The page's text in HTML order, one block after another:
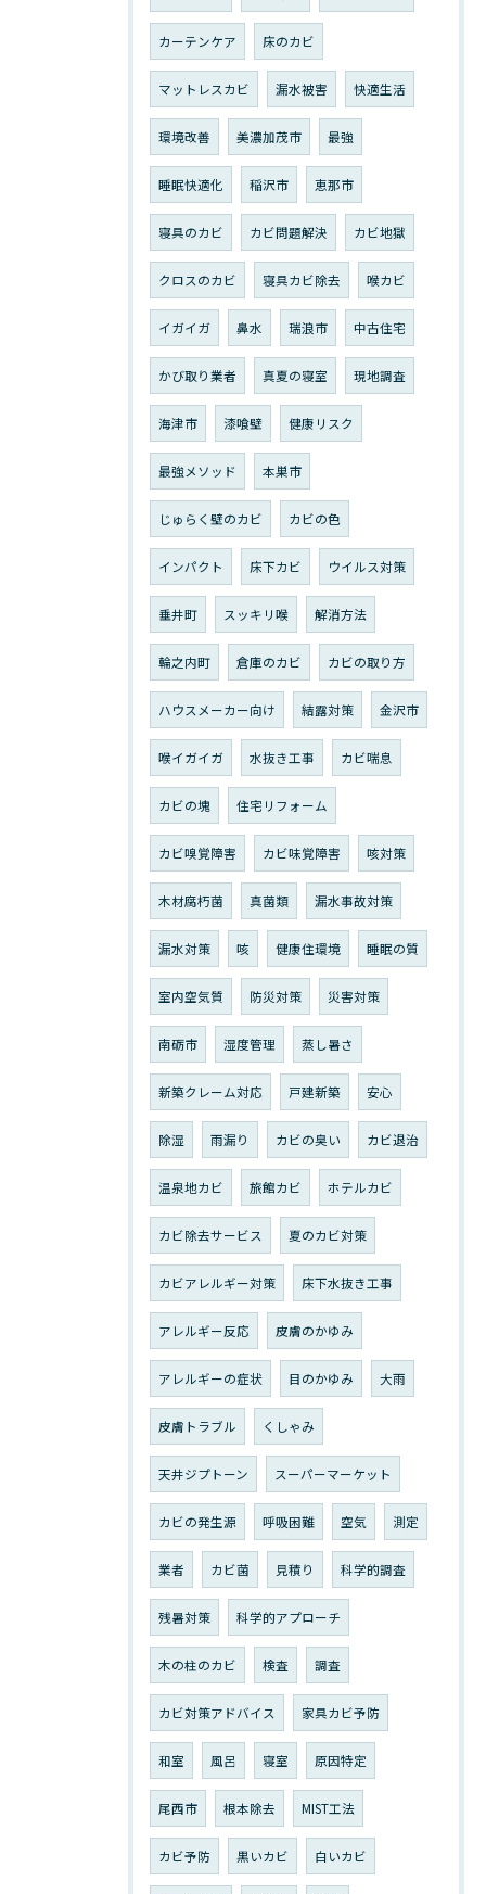
カーテンケア 床のカビ
マットレスカビ 漏水被害 快適生活
環境改善 美濃加茂市 最強
睡眠快適化 稲沢市 恵那市
寝具のカビ カビ問題解決 カビ地獄
クロスのカビ 寝具カビ除去 喉カビ
イガイガ 鼻水 瑞浪市 中古住宅
かび取り業者 真夏の寝室 現地調査
海津市 漆喰壁 健康リスク
最強メソッド 本巣市
じゅらく壁のカビ カビの色
インパクト 床下カビ ウイルス対策
垂井町 スッキリ喉 解消方法
輪之内町 倉庫のカビ カビの取り方
ハウスメーカー向け 結露対策 金沢市
喉イガイガ 水抜き工事 カビ喘息
カビの塊 住宅リフォーム
カビ嗅覚障害 カビ味覚障害 咳対策
木材腐朽菌 真菌類 漏水事故対策
漏水対策 咳 健康住環境 睡眠の質
室内空気質 防災対策 災害対策
南砺市 湿度管理 蒸し暑さ
新築クレーム対応 戸建新築 安心
除湿 雨漏り カビの臭い カビ退治
温泉地カビ 旅館カビ ホテルカビ
カビ除去サービス 夏のカビ対策
カビアレルギー対策 床下水抜き工事
アレルギー反応 皮膚のかゆみ
アレルギーの症状 目のかゆみ 大雨
皮膚トラブル くしゃみ
天井ジプトーン スーパーマーケット
カビの発生源 呼吸困難 空気 測定
業者 カビ菌 見積り 科学的調査
残暑対策 科学的アプローチ
木の柱のカビ 検査 調査
カビ対策アドバイス 家具カビ予防
和室 風呂 寝室 原因特定
尾西市 根本除去 MIST工法
カビ予防 黒いカビ 白いカビ